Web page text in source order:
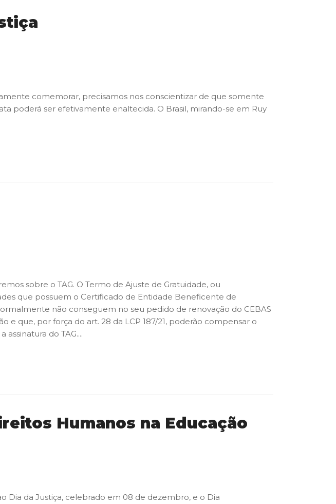
comemorar, precisamos nos conscientizar de que somente
poderá ser efetivamente enaltecida. O Brasil, mirando-se em Ruy
sobre o TAG. O Termo de Ajuste de Gratuidade, ou
que possuem o Certificado de Entidade Beneficente de
não conseguem no seu pedido de renovação do CEBAS
e que, por força do art. 28 da LCP 187/21, poderão compensar o
do TAG....
Humanos na Educação
Dia da Justiça, celebrado em 08 de dezembro, e o Dia